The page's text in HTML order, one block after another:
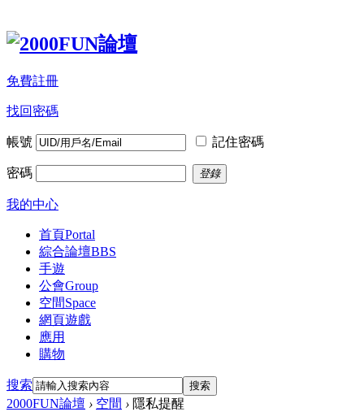
免費註冊
找回密碼
帳號 記住密碼
密碼 登錄
我的中心
首頁Portal
綜合論壇BBS
手遊
公會Group
空間Space
網頁遊戲
應用
購物
搜索 搜索
2000FUN論壇 › 空間 › 隱私提醒